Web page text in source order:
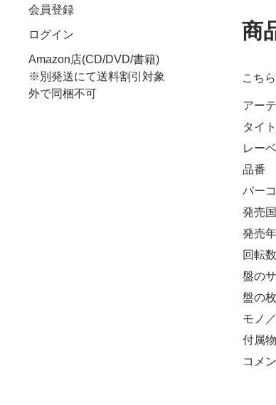
会員登録
ログイン
Amazon店(CD/DVD/書籍)
※別発送にて送料割引対象
外で同梱不可
商
こち
アー
タイ
レー
品番
バー
発売国
発売年
回転数
盤の
盤の
モノ
付属物
コメ